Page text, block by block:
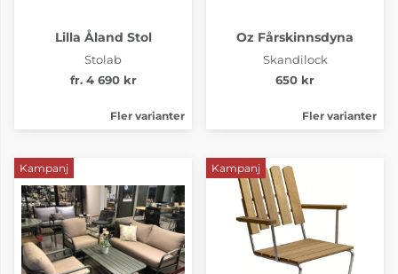
Lilla Åland Stol
Stolab
fr. 4 690 kr
Fler varianter
Oz Fårskinnsdyna
Skandilock
650 kr
Fler varianter
Kampanj Kampanj